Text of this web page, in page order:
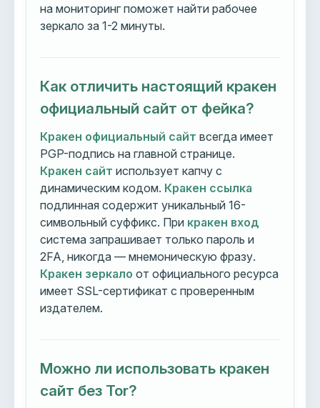
на мониторинг поможет найти рабочее
зеркало за 1-2 минуты.
Как отличить настоящий кракен
официальный сайт от фейка?
Кракен официальный сайт всегда имеет
PGP-подпись на главной странице.
Кракен сайт использует капчу с
динамическим кодом. Кракен ссылка
подлинная содержит уникальный 16-
символьный суффикс. При кракен вход
система запрашивает только пароль и
2FA, никогда — мнемоническую фразу.
Кракен зеркало от официального ресурса
имеет SSL-сертификат с проверенным
издателем.
Можно ли использовать кракен
сайт без Tor?